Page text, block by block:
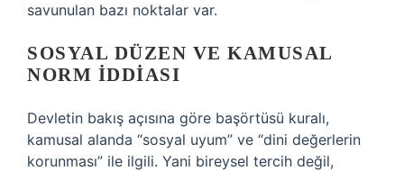
savunulan bazı noktalar var.
SOSYAL DÜZEN VE KAMUSAL
NORM IDDIASI
Devletin bakış açısına göre başörtüsü kuralı,
kamusal alanda “sosyal uyum” ve “dini değerlerin
korunması” ile ilgili. Yani bireysel tercih değil,